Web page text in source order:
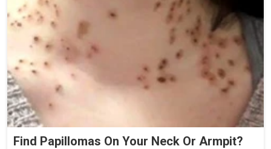
Find Papillomas On Your Neck Or Armpit?